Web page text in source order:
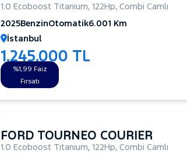
1.0 Ecoboost Titanium, 122Hp, Combi Camlı
2025BenzinOtomatik6.001 Km
İstanbul
1.245.000 TL
%1,99 Faiz
Fırsatı
FORD TOURNEO COURIER
1.0 Ecoboost Titanium, 122Hp, Combi Camlı